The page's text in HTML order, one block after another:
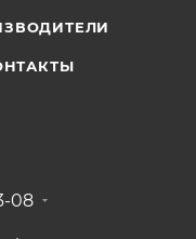
08